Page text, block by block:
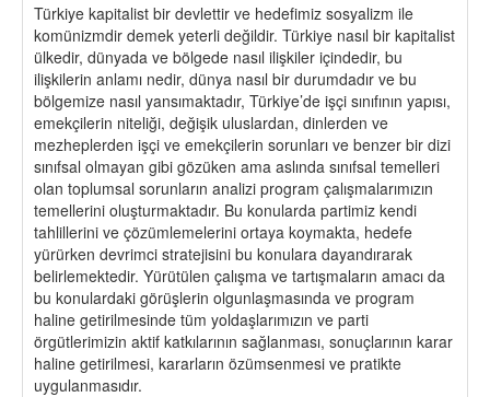
Türkiye kapitalist bir devlettir ve hedefimiz sosyalizm ile
komünizmdir demek yeterli değildir. Türkiye nasıl bir kapitalist
ülkedir, dünyada ve bölgede nasıl ilişkiler içindedir, bu
ilişkilerin anlamı nedir, dünya nasıl bir durumdadır ve bu
bölgemize nasıl yansımaktadır, Türkiye’de işçi sınıfının yapısı,
emekçilerin niteliği, değişik uluslardan, dinlerden ve
mezheplerden işçi ve emekçilerin sorunları ve benzer bir dizi
sınıfsal olmayan gibi gözüken ama aslında sınıfsal temelleri
olan toplumsal sorunların analizi program çalışmalarımızın
temellerini oluşturmaktadır. Bu konularda partimiz kendi
tahlillerini ve çözümlemelerini ortaya koymakta, hedefe
yürürken devrimci stratejisini bu konulara dayandırarak
belirlemektedir. Yürütülen çalışma ve tartışmaların amacı da
bu konulardaki görüşlerin olgunlaşmasında ve program
haline getirilmesinde tüm yoldaşlarımızın ve parti
örgütlerimizin aktif katkılarının sağlanması, sonuçlarının karar
haline getirilmesi, kararların özümsenmesi ve pratikte
uygulanmasıdır.